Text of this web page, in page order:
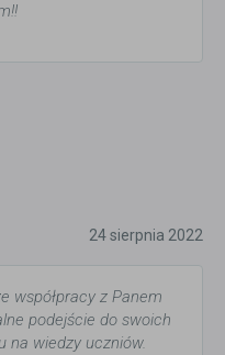
24 sierpnia 2022
współpracy z Panem
podejście do swoich
na wiedzy uczniów.